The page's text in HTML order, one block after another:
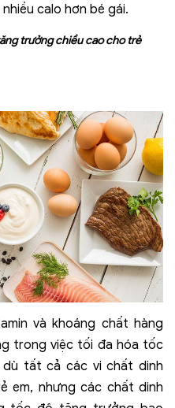
calo hơn bé gái.
trưởng chiều caocho trẻ
và khoáng chất hàng
trong việc tối đa hóa tốc
tất cả các vi chất dinh
em, nhưng các chất dinh